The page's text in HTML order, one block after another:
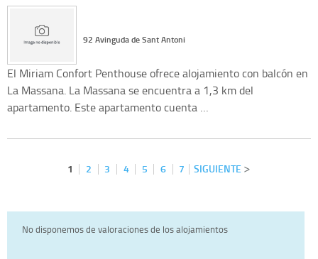
92 Avinguda de Sant Antoni
El Miriam Confort Penthouse ofrece alojamiento con balcón en
La Massana. La Massana se encuentra a 1,3 km del
apartamento. Este apartamento cuenta …
1 2 3 4 5 6 7 SIGUIENTE
No disponemos de valoraciones de los alojamientos